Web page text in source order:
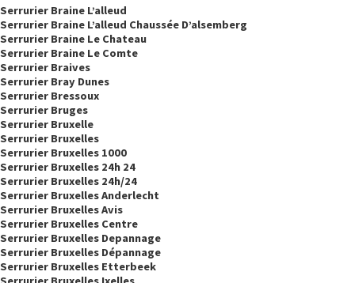
Serrurier Braine L’alleud
Serrurier Braine L’alleud Chaussée D’alsemberg
Serrurier Braine Le Chateau
Serrurier Braine Le Comte
Serrurier Braives
Serrurier Bray Dunes
Serrurier Bressoux
Serrurier Bruges
Serrurier Bruxelle
Serrurier Bruxelles
Serrurier Bruxelles 1000
Serrurier Bruxelles 24h 24
Serrurier Bruxelles 24h/24
Serrurier Bruxelles Anderlecht
Serrurier Bruxelles Avis
Serrurier Bruxelles Centre
Serrurier Bruxelles Depannage
Serrurier Bruxelles Dépannage
Serrurier Bruxelles Etterbeek